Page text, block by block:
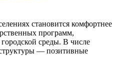
становится комфортнее
программ,
среды. В числе
— позитивные